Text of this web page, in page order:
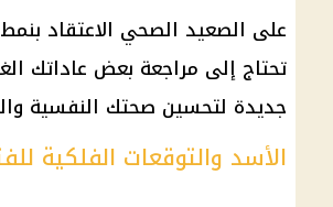
على الصعيد الصحي الاعتقاد
تحتاج إلى مراجعة بعض عاداتك
جديدة لتحسين صحتك النفسية
الأسد والتوقعات الفلكية